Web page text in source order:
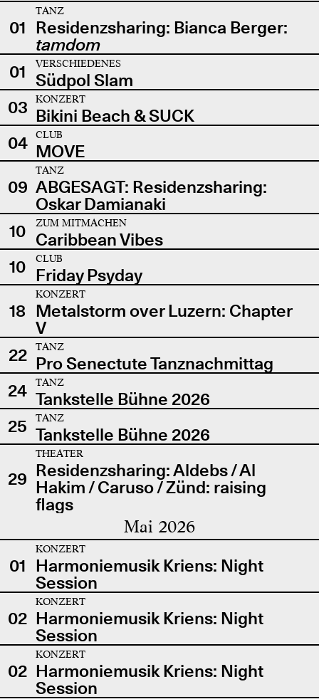
01
TANZ
Residenzsharing: Bianca Berger:
tamdom
01
VERSCHIEDENES
Südpol Slam
03
KONZERT
Bikini Beach & SUCK
04
CLUB
MOVE
09
TANZ
ABGESAGT: Residenzsharing:
Oskar Damianaki
10
ZUM MITMACHEN
Caribbean Vibes
10
CLUB
Friday Psyday
18
KONZERT
Metalstorm over Luzern: Chapter
V
22
TANZ
Pro Senectute Tanznachmittag
24
TANZ
Tankstelle Bühne 2026
25
TANZ
Tankstelle Bühne 2026
29
THEATER
Residenzsharing: Aldebs / Al
Hakim / Caruso / Zünd: raising
flags
Mai 2026
01
KONZERT
Harmoniemusik Kriens: Night
Session
02
KONZERT
Harmoniemusik Kriens: Night
Session
02
KONZERT
Harmoniemusik Kriens: Night
Session